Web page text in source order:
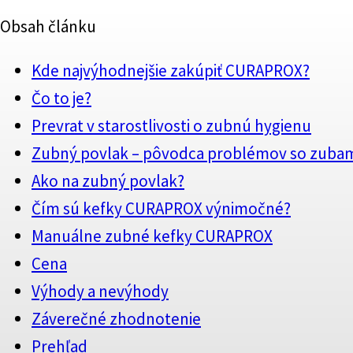
Obsah článku
Kde najvýhodnejšie zakúpiť CURAPROX?
Čo to je?
Prevrat v starostlivosti o zubnú hygienu
Zubný povlak – pôvodca problémov so
Ako na zubný povlak?
Čím sú kefky CURAPROX výnimočné?
Manuálne zubné kefky CURAPROX
Cena
Výhody a nevýhody
Záverečné zhodnotenie
Prehľad